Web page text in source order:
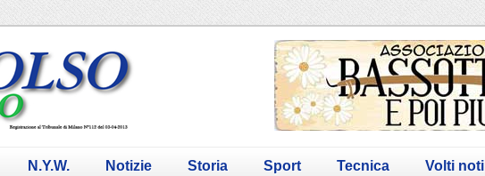
N.Y.W. Notizie Storia Sport Tecnica Volti noti